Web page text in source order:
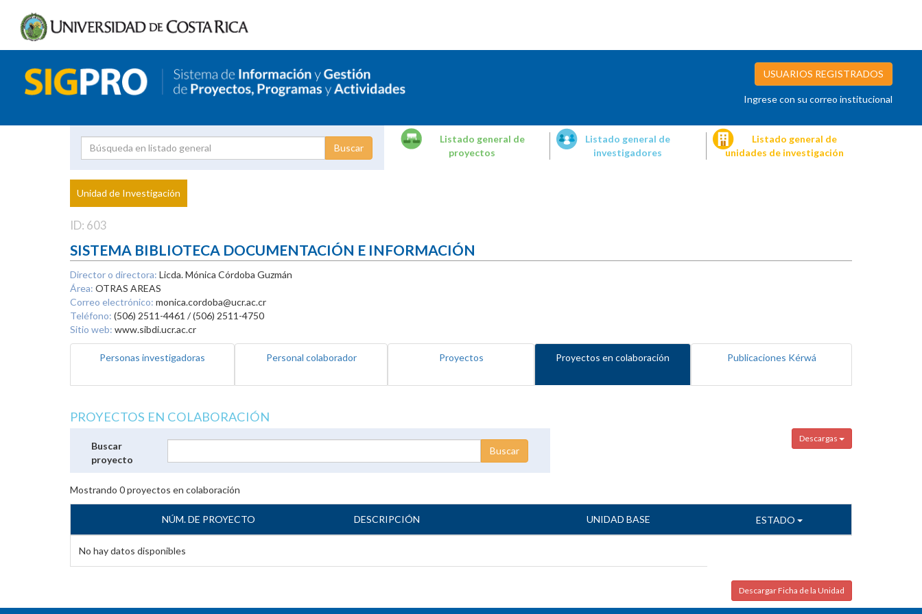
USUARIOS REGISTRADOS
Ingrese con su correo institucional
Proyecto
Investigador
Listado general de
proyectos
Listado general de
investigadores
Listado general de
unidades de investigación
Unidad de Investigación
ID: 603
SISTEMA BIBLIOTECA DOCUMENTACIÓN E INFORMACIÓN
Director o directora: Licda. Mónica Córdoba Guzmán
Área: OTRAS AREAS
Correo electrónico: monica.cordoba@ucr.ac.cr
Teléfono: (506) 2511-4461 / (506) 2511-4750
Sitio web: www.sibdi.ucr.ac.cr
Personas investigadoras Personal colaborador Proyectos Proyectos en colaboración Publicaciones Kérwá
PROYECTOS EN COLABORACIÓN
Descargas
Buscar
proyecto
Mostrando 0proyectos en colaboración
NÚM. DE PROYECTO DESCRIPCIÓN UNIDAD BASE ESTADO
No hay datos disponibles
Descargar Ficha de la Unidad